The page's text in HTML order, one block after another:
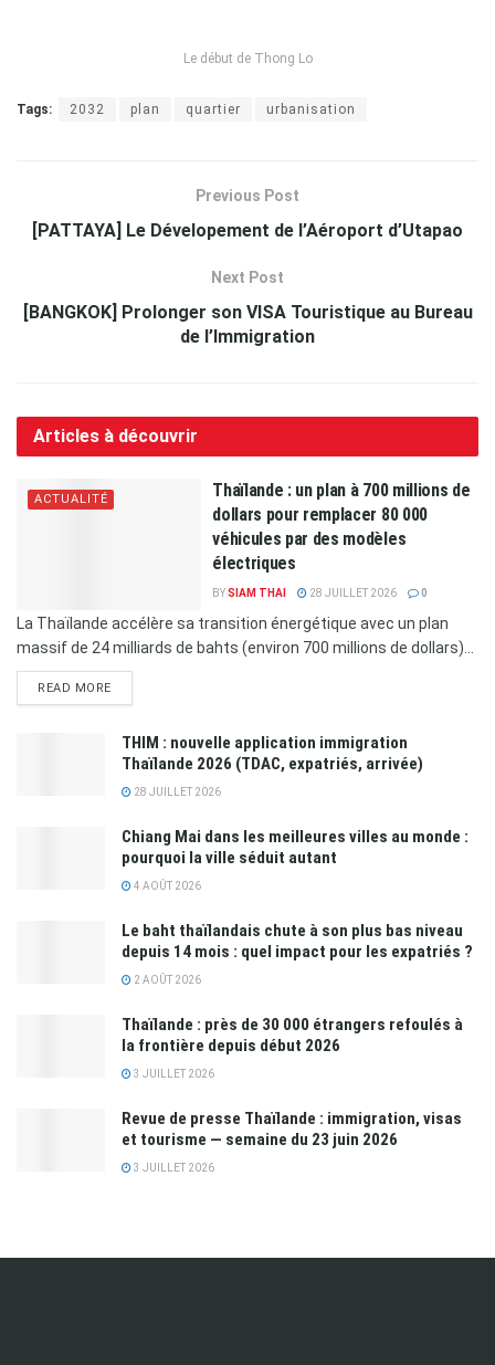
Le début de Thong Lo
Tags: 2032 plan quartier urbanisation
Previous Post
[PATTAYA] Le Dévelopement de l’Aéroport d’Utapao
Next Post
[BANGKOK] Prolonger son VISA Touristique au Bureau
de l’Immigration
Articles à découvrir
ACTUALITÉ
Thaïlande : un plan à 700 millions de
dollars pour remplacer 80 000
véhicules par des modèles
électriques
BYSIAM THAI 28 JUILLET 2026 0
La Thaïlande accélère sa transition énergétique avec un plan
massif de 24 milliards de bahts (environ 700 millions de dollars)...
READ MORE
THIM : nouvelle application immigration
Thaïlande 2026 (TDAC, expatriés, arrivée)
28 JUILLET 2026
Chiang Mai dans les meilleures villes au monde :
pourquoi la ville séduit autant
4 AOÛT 2026
Le baht thaïlandais chute à son plus bas niveau
depuis 14 mois : quel impact pour les expatriés ?
2 AOÛT 2026
Thaïlande : près de 30 000 étrangers refoulés à
la frontière depuis début 2026
3 JUILLET 2026
Revue de presse Thaïlande : immigration, visas
et tourisme — semaine du 23 juin 2026
3 JUILLET 2026